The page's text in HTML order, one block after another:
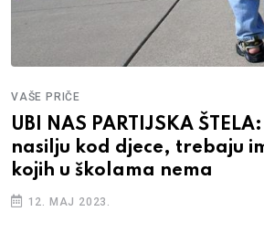
VAŠE PRIČE
UBI NAS PARTIJSKA
nasilju kod djece, trebaju
kojih u školama nema
12. MAJ 2023.